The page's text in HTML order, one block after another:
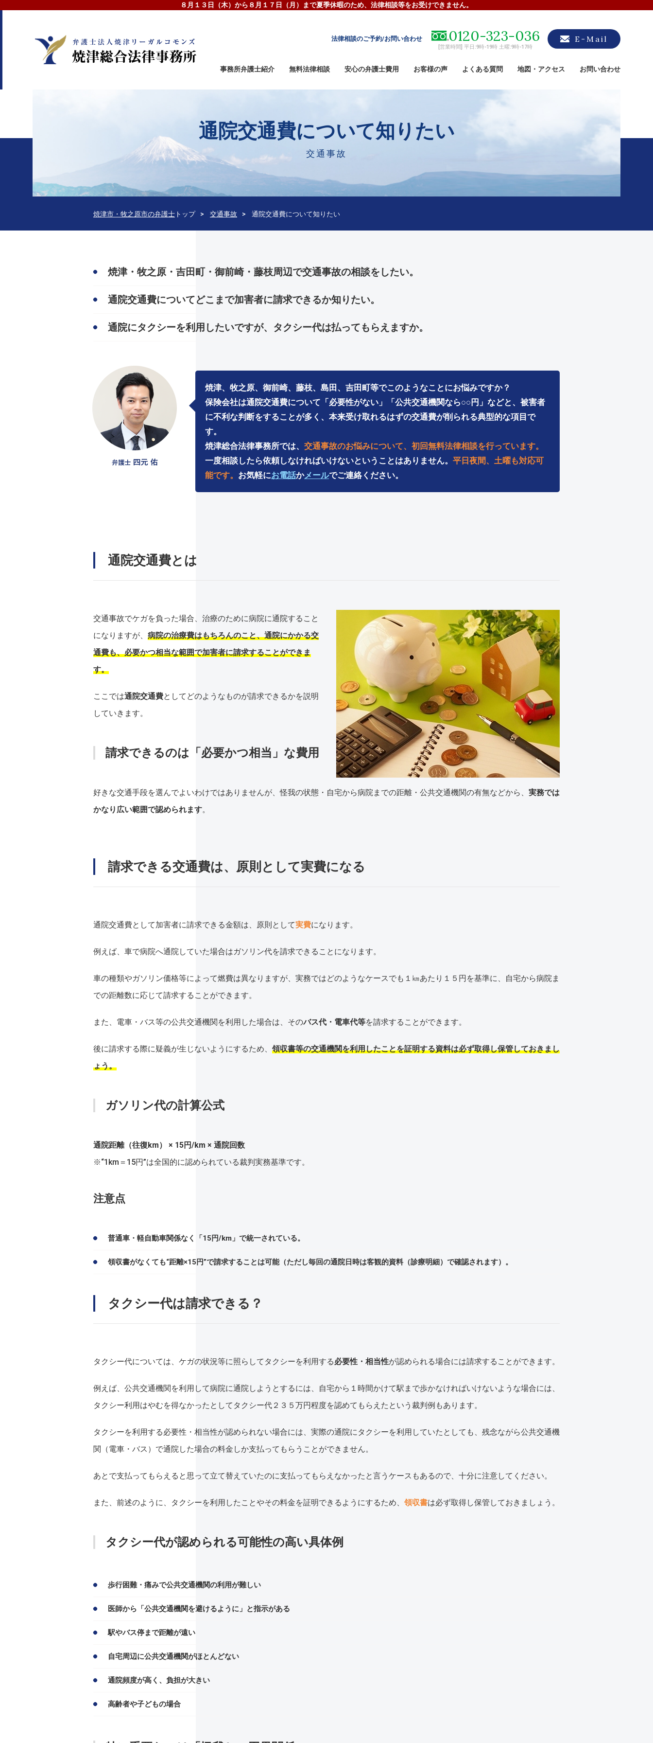
８月１３日（木）から８月１７日（月）まで夏季休暇のため、 法律相談等をお受けできません。
法律相談のご予約/お問い合わせ 0120-323-036
[営業時間] 平日:9時-19時 土曜:9時-17時
E-Mail
事務所弁護士紹介 無料法律相談 安心の弁護士費用 お客様の声 よくある質問 地図・アクセス お問い合わせ
通院交通費について知りたい
交通事故
焼津市・牧之原市の弁護士 トップ 交通事故 通院交通費について知りたい
焼津・牧之原・吉田町・御前崎・藤枝周辺で交通事故の相談をしたい。
通院交通費についてどこまで加害者に請求できるか知りたい。
通院にタクシーを利用したいですが、タクシー代は払ってもらえますか。
焼津、牧之原、御前崎、藤枝、島田、吉田町等でこのようなことにお悩みですか？
保険会社は通院交通費について「必要性がない」「公共交通機関なら○○円」などと、被害者
に不利な判断をすることが多く、本来受け取れるはずの交通費が削られる典型的な項目で
す。
焼津総合法律事務所では、 交通事故のお悩みについて、初回無料法律相談を行っています。
一度相談したら依頼しなければいけないということはありません。 平日夜間、土曜も対応可
能です。 お気軽にお電話かメールでご連絡ください。
通院交通費とは
交通事故でケガを負った場合、治療のために病院に通院すること
になりますが、 病院の治療費はもちろんのこと、通院にかかる交
通費も、必要かつ相当な範囲で加害者に請求することができま
す。
ここでは通院交通費としてどのようなものが請求できるかを説明
していきます。
請求できるのは「必要かつ相当」な費用
好きな交通手段を選んでよいわけではありませんが、怪我の状態・自宅から病院までの距離・公共交通機関の有無などから、 実務では
かなり広い範囲で認められます。
請求できる交通費は、原則として実費になる
通院交通費として加害者に請求できる金額は、原則として実費になります。
例えば、車で病院へ通院していた場合はガソリン代を請求できることになります。
車の種類やガソリン価格等によって燃費は異なりますが、実務ではどのようなケースでも１㎞あたり１５円を基準に、自宅から病院ま
での距離数に応じて請求することができます。
また、電車・バス等の公共交通機関を利用した場合は、そのバス代・電車代等を請求することができます。
後に請求する際に疑義が生じないようにするため、 領収書等の交通機関を利用したことを証明する資料は必ず取得し保管しておきまし
ょう。
ガソリン代の計算公式
通院距離（往復km） × 15円/km × 通院回数
※“1km＝15円”は全国的に認められている裁判実務基準です。
注意点
普通車・軽自動車関係なく「15円/km」で統一されている。
領収書がなくても“距離×15円”で請求することは可能（ただし毎回の通院日時は客観的資料（診療明細）で確認されます）。
タクシー代は請求できる？
タクシー代については、ケガの状況等に照らしてタクシーを利用する必要性・相当性が認められる場合には請求することができます。
例えば、公共交通機関を利用して病院に通院しようとするには、自宅から１時間かけて駅まで歩かなければいけないような場合には、
タクシー利用はやむを得なかったとしてタクシー代２３５万円程度を認めてもらえたという裁判例もあります。
タクシーを利用する必要性・相当性が認められない場合には、実際の通院にタクシーを利用していたとしても、残念ながら公共交通機
関（電車・バス）で通院した場合の料金しか支払ってもらうことができません。
あとで支払ってもらえると思って立て替えていたのに支払ってもらえなかったと言うケースもあるので、十分に注意してください。
また、前述のように、タクシーを利用したことやその料金を証明できるようにするため、 領収書は必ず取得し保管しておきましょう。
タクシー代が認められる可能性の高い具体例
歩行困難・痛みで公共交通機関の利用が難しい
医師から「公共交通機関を避けるように」と指示がある
駅やバス停まで距離が遠い
自宅周辺に公共交通機関がほとんどない
通院頻度が高く、負担が大きい
高齢者や子どもの場合